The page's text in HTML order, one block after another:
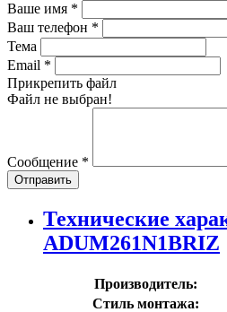
Ваше имя *
Ваш телефон *
Тема
Email *
Прикрепить файл
Файл не выбран!
Сообщение *
Отправить
Технические
ADUM261N1BRIZ
Производитель:
Стиль монтажа: